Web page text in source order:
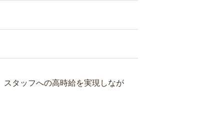
タッフへの高時給を実現しなが